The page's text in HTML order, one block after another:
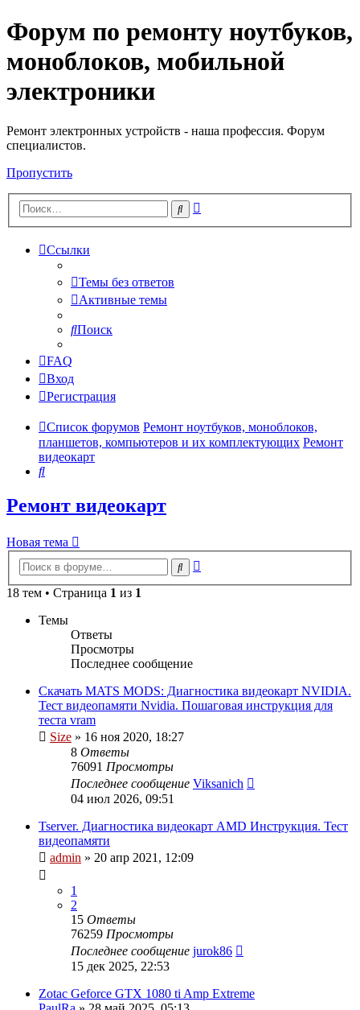
Регистрация
Форум по ремонту ноутбуков,
моноблоков, мобильной
электроники
Ремонт электронных устройств - наша профессия. Форум
специалистов.
Пропустить
Поиск
Ссылки
Темы без ответов
Активные темы
Поиск
FAQ
Вход
Регистрация
Список форумов Ремонт ноутбуков, моноблоков,
планшетов, компьютеров и их комплектующих Ремонт
видеокарт
Поиск
Ремонт видеокарт
Новая
тема
Новая тема
Поиск
18 тем • Страница 1 из 1
Темы
Ответы
Просмотры
Последнее сообщение
Скачать MATS MODS: Диагностика видеокарт NVIDIA.
Тест видеопамяти Nvidia. Пошаговая инструкция для
теста vram
Size » 16 ноя 2020, 18:27
8 Ответы
76091 Просмотры
Последнее сообщение Viksanich
04 июл 2026, 09:51
Tserver. Диагностика видеокарт AMD Инструкция. Тест
видеопамяти
admin » 20 апр 2021, 12:09
1
2
15 Ответы
76259 Просмотры
Последнее сообщение jurok86
15 дек 2025, 22:53
Zotac Geforce GTX 1080 ti Amp Extreme